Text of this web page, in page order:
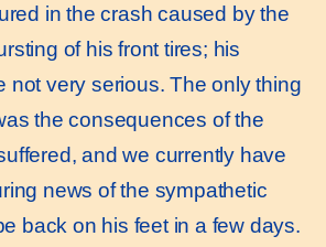
in the crash caused by the
of his front tires; his
not very serious. The only thing
the consequences of the
and we currently have
news of the sympathetic
back on his feet in a few days.